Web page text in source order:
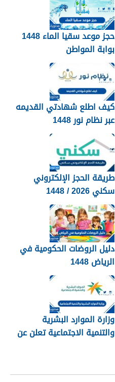
حجز موعد سقيا الماء 1448
بوابة المواطن
كيف اطلع شهادتي القديمه
عبر نظام نور 1448
طريقة الحجز الإلكتروني
سكني 2026 / 1448
بالتفصيل
دليل الروضات الحكومية في
الرياض 1448
وزارة الموارد البشرية
والتنمية الاجتماعية تعلن عن
1448